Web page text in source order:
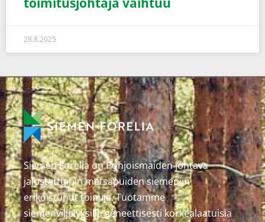
28.8.2025
Siemen Forelia on Pohjoismaiden johtava
jalostettuihin metsäpuiden siemeniin
erikoistunut toimija. Tuotamme
siemenviljelyksillä geneettisesti korkealaatuisia